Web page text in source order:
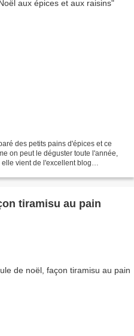
des petits pains d'épices et ce
on peut le déguster toute l'année,
vient de l'excellent blog
tiramisu au pain